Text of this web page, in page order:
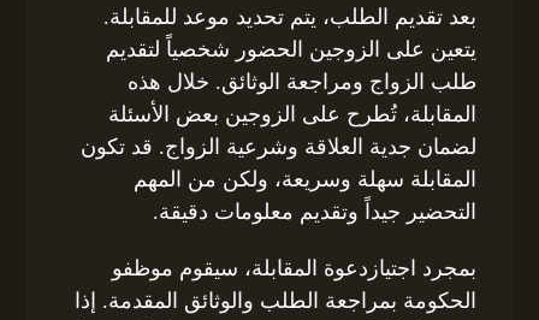
بعد تقديم الطلب، يتم تحديد موعد للمقابلة.
يتعين على الزوجين الحضور شخصياً لتقديم
طلب الزواج ومراجعة الوثائق. خلال هذه
المقابلة، تُطرح على الزوجين بعض الأسئلة
لضمان جدية العلاقة وشرعية الزواج. قد تكون
المقابلة سهلة وسريعة، ولكن من المهم
التحضير جيداً وتقديم معلومات دقيقة.
بمجرد اجتيازدعوة المقابلة، سيقوم موظفو
الحكومة بمراجعة الطلب والوثائق المقدمة. إذا